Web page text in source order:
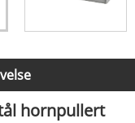
hornpullert